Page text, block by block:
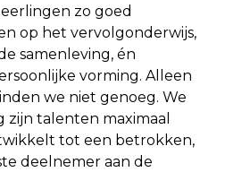
zo goed
op het vervolgonderwijs,
samenleving, én
vorming. Alleen
we niet genoeg. We
talenten maximaal
tot een betrokken,
deelnemer aan de